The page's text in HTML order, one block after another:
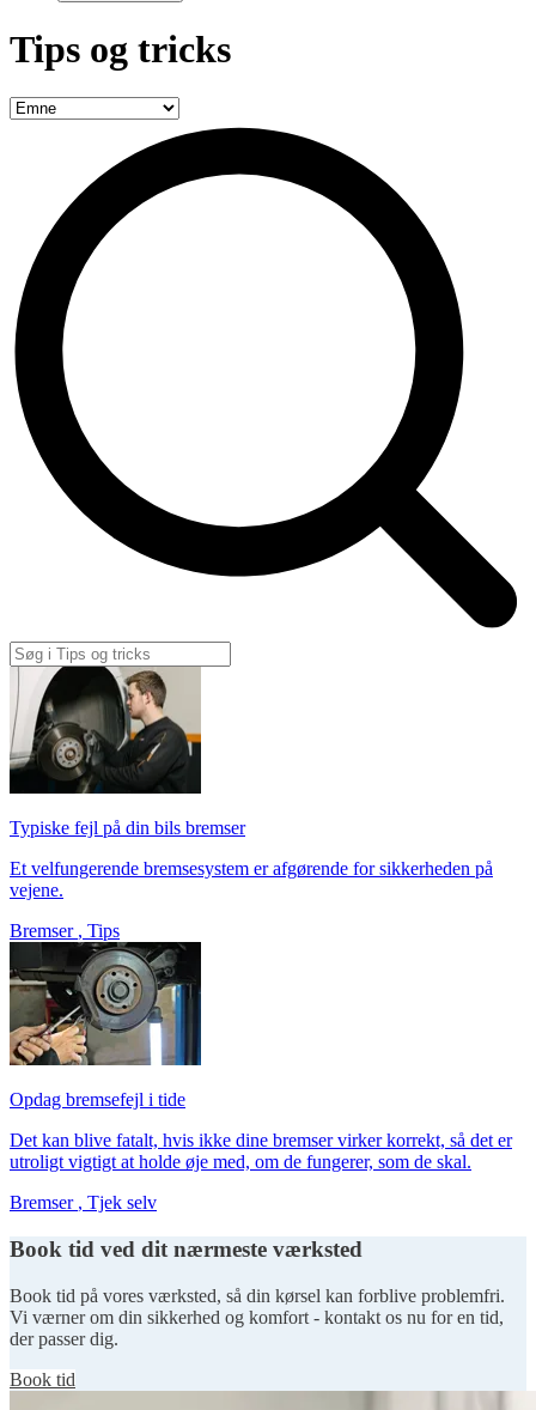
Tips og tricks
Typiske fejl på din bils bremser
Et velfungerende bremsesystem er afgørende for sikkerheden på
vejene.
Bremser , Tips
Opdag bremsefejl i tide
Det kan blive fatalt, hvis ikke dine bremser virker korrekt, så det er
utroligt vigtigt at holde øje med, om de fungerer, som de skal.
Bremser , Tjek selv
Book tid ved dit nærmeste værksted
Book tid på vores værksted, så din kørsel kan forblive problemfri.
Vi værner om din sikkerhed og komfort - kontakt os nu for en tid,
der passer dig.
Book tid